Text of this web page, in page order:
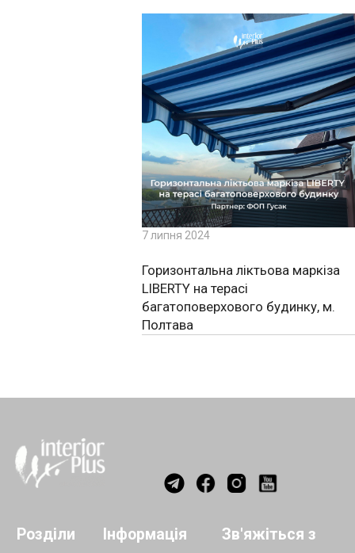
7 липня 2024
Горизонтальна ліктьова маркіза
LIBERTY на терасі
багатоповерхового будинку, м.
Полтава
Розділи Інформація
Зв'яжіться з